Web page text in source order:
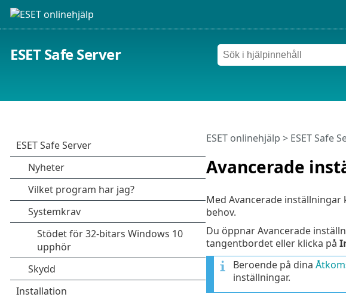
ESET Safe Server
Avancerade
ESET onlinehjälp > ESET Safe
Med Avancerade inställningar
behov.
Du öppnar Avancerade
tangentbordet eller klicka på
Beroende på dina
inställningar.